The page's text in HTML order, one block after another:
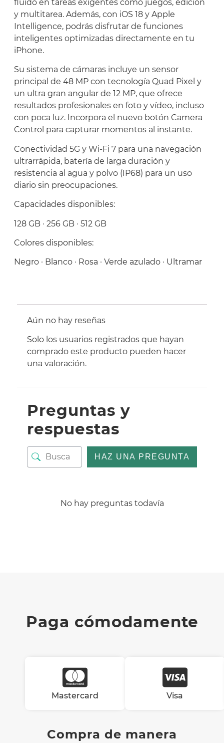
fluido en tareas exigentes como juegos, edición
y multitarea. Además, con iOS 18 y Apple
Intelligence, podrás disfrutar de funciones
inteligentes optimizadas directamente en tu
iPhone.
Su sistema de cámaras incluye un sensor
principal de 48 MP con tecnología Quad Pixel y
un ultra gran angular de 12 MP, que ofrece
resultados profesionales en foto y vídeo, incluso
con poca luz. Incorpora el nuevo botón Camera
Control para capturar momentos al instante.
Conectividad 5G y Wi-Fi 7 para una navegación
ultrarrápida, batería de larga duración y
resistencia al agua y polvo (IP68) para un uso
diario sin preocupaciones.
Capacidades disponibles:
128 GB · 256 GB · 512 GB
Colores disponibles:
Negro · Blanco · Rosa · Verde azulado · Ultramar
Aún no hay reseñas
Solo los usuarios registrados que hayan
comprado este producto pueden hacer
una valoración.
Preguntas y
respuestas
HAZ UNA PREGUNTA
No hay preguntas todavía
Paga cómodamente
Mastercard Visa
Compra de manera